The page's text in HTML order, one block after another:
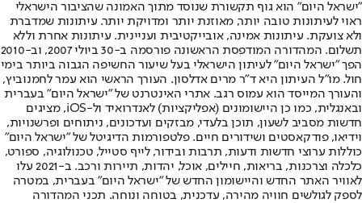
"ישראל היום" הוא גוף תקשורת שנוסד מתוך האמונה שהציבור הישראלי
ראוי לעיתונות טובה יותר, מאוזנת יותר ומדויקת יותר. עיתונות שמדברת
ולא צועקת. עיתונות אמינה, אובייקטיבית ועניינית. עיתונות אחרת וללא
תשלום. המהדורה המודפסת הראשונה פורסמה ב-30 ביולי 2007, וב-2010
הפך "ישראל היום" לעיתון הישראלי בעל שיעור החשיפה הגבוה ביותר בימי
חול. מו"ל העיתון היא ד"ר מרים אדלסון. העורך הראשי הוא עמר לחמנוביץ,
והעורך המייסד הוא עמוס רגב. אתרי האינטרנט של "ישראל היום" בעברית
ובאנגלית, כמו כן היישומונים (אפליקציות) לאנדרואיד ול-iOS, מציגים
חדשות מסביב לשעון, תוכן בלעדי, מבזקים ועדכונים, ניתוחים ופרשנויות,
וידיאו, פודקאסטים ושידורים חיים. פלטפורמות הדיגיטל של "ישראל היום"
כוללות ערוצי חדשות ודעות, תרבות ובידור, לייף סטייל, טכנולוגיה, ספורט,
כלכלה וצרכנות, בריאות, חיילים, אוכל, יהדות, תיירות ורכב. ב-2021 עלו
לאוויר האתר החדש והיישומון החדש של "ישראל היום" בעברית, במטרה
לספק לגולשים חוויה מהירה, עדכנית, בטוחה ונוחה. תכני המהדורה